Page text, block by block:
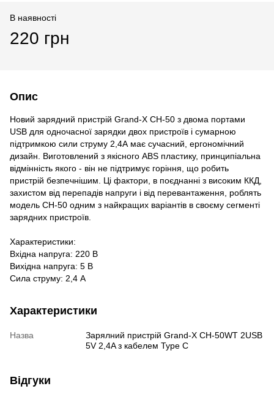
В наявності
220 грн
Опис
Новий зарядний пристрій Grand-X CH-50 з двома портами
USB для одночасної зарядки двох пристроїв і сумарною
підтримкою сили струму 2,4А має сучасний, ергономічний
дизайн. Виготовлений з якісного ABS пластику, принципіальна
відмінність якого - він не підтримує горіння, що робить
пристрій безпечнішим. Ці фактори, в поєднанні з високим ККД,
захистом від перепадів напруги і від перевантаження, роблять
модель CH-50 одним з найкращих варіантів в своєму сегменті
зарядних пристроїв.
Xарактеристики:
Вхідна напруга: 220 В
Вихідна напруга: 5 В
Сила струму: 2,4 A
Характеристики
Назва
Зарялний пристрій Grand-X CH-50WT 2USB
5V 2,4A з кабелем Type C
Відгуки